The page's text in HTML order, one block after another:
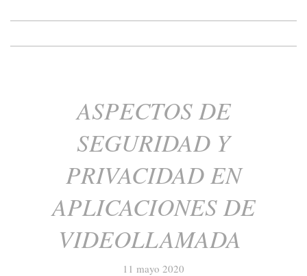
ASPECTOS DE
SEGURIDAD Y
PRIVACIDAD EN
APLICACIONES DE
VIDEOLLAMADA
11 mayo 2020